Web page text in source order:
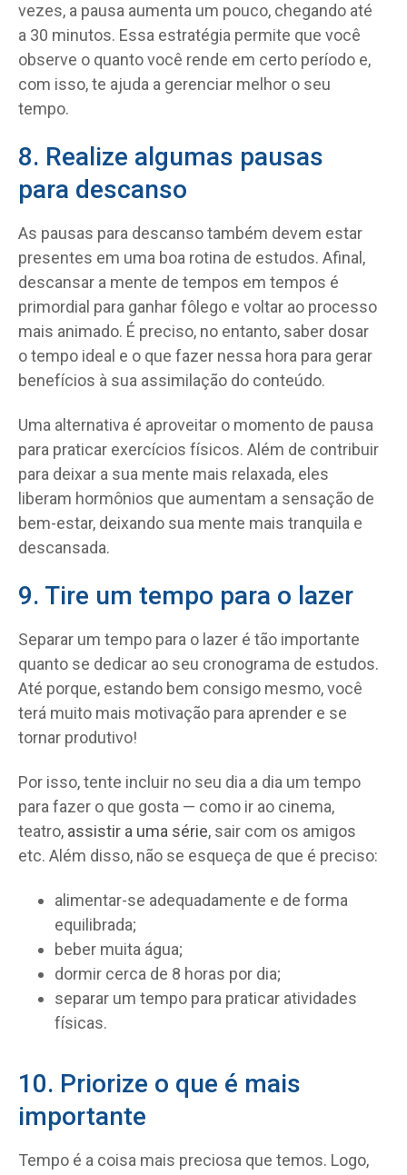
vezes, a pausa aumenta um pouco, chegando até
a 30 minutos. Essa estratégia permite que você
observe o quanto você rende em certo período e,
com isso, te ajuda a gerenciar melhor o seu
tempo.
8. Realize algumas pausas
para descanso
As pausas para descanso também devem estar
presentes em uma boa rotina de estudos. Afinal,
descansar a mente de tempos em tempos é
primordial para ganhar fôlego e voltar ao processo
mais animado. É preciso, no entanto, saber dosar
o tempo ideal e o que fazer nessa hora para gerar
benefícios à sua assimilação do conteúdo.
Uma alternativa é aproveitar o momento de pausa
para praticar exercícios físicos. Além de contribuir
para deixar a sua mente mais relaxada, eles
liberam hormônios que aumentam a sensação de
bem-estar, deixando sua mente mais tranquila e
descansada.
9. Tire um tempo para o lazer
Separar um tempo para o lazer é tão importante
quanto se dedicar ao seu cronograma de estudos.
Até porque, estando bem consigo mesmo, você
terá muito mais motivação para aprender e se
tornar produtivo!
Por isso, tente incluir no seu dia a dia um tempo
para fazer o que gosta — como ir ao cinema,
teatro, assistir a uma série, sair com os amigos
etc. Além disso, não se esqueça de que é preciso:
alimentar-se adequadamente e de forma
equilibrada;
beber muita água;
dormir cerca de 8 horas por dia;
separar um tempo para praticar atividades
físicas.
10. Priorize o que é mais
importante
Tempo é a coisa mais preciosa que temos. Logo,